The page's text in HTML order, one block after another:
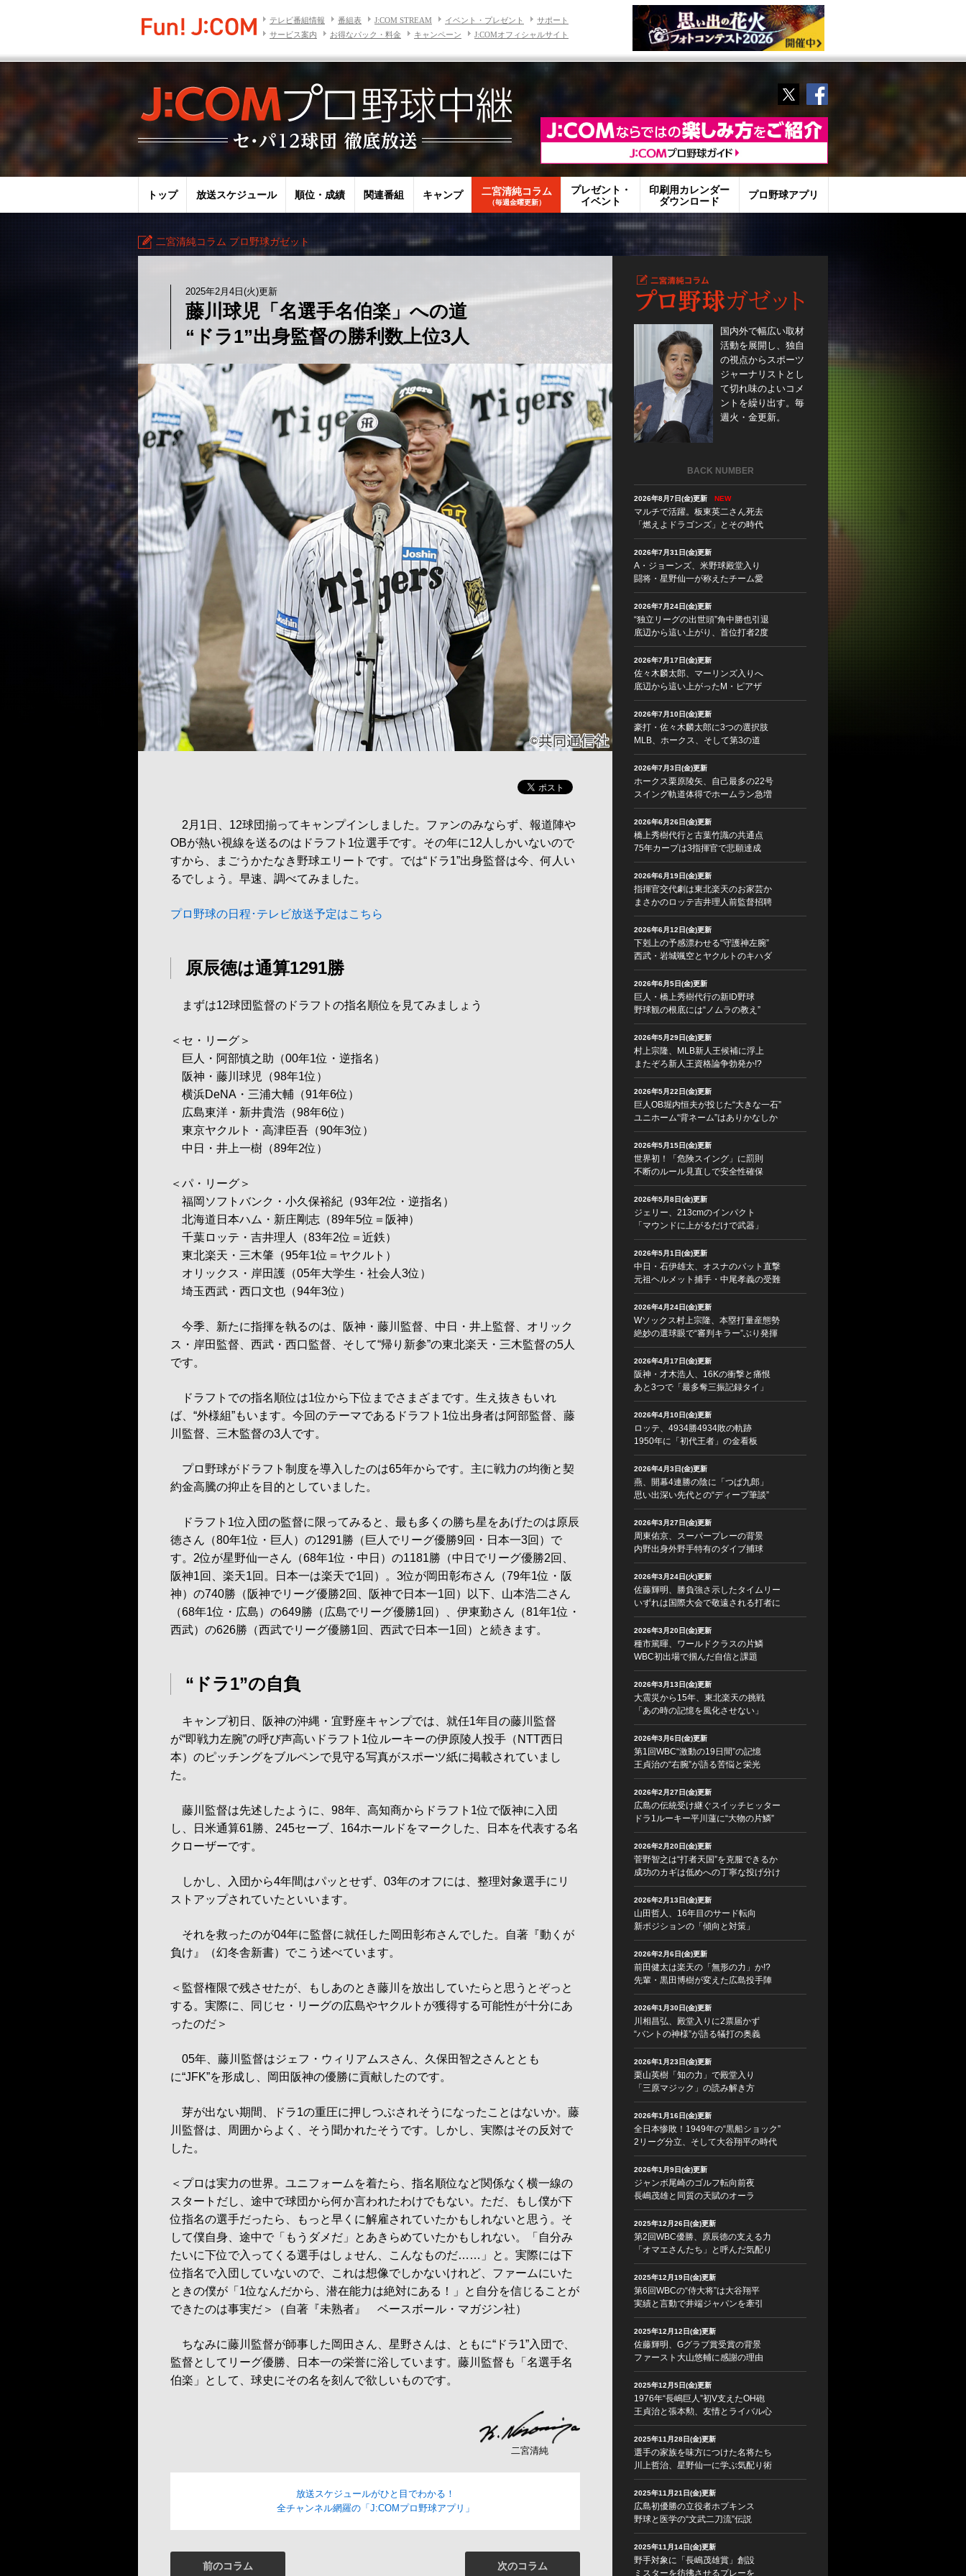
テレビ番組情報 番組表 J:COM STREAM イベント・プレゼント
サポート
サービス案内
お得なパック・料金 キャンペーン J:COMオフィシャルサイト
TwitterFacebook
トップ 放送スケジュール 順位・成績 関連番組 キャンプ 二宮清純コラム
（毎週金曜更新）
プレゼント・
イベント
印刷用カレンダー
ダウンロード
プロ野球アプリ
二宮清純コラム プロ野球ガゼット
2025年2月4日(火)更新
藤川球児「名選手名伯楽」への道
“ドラ1”出身監督の勝利数上位3人
2月1日、12球団揃ってキャンプインしました。ファンのみならず、報道陣や
OBが熱い視線を送るのはドラフト1位選手です。その年に12人しかいないので
すから、まごうかたなき野球エリートです。では“ドラ1”出身監督は今、何人い
るでしょう。早速、調べてみました。
プロ野球の日程･テレビ放送予定はこちら
原辰徳は通算1291勝
まずは12球団監督のドラフトの指名順位を見てみましょう
＜セ・リーグ＞
巨人・阿部慎之助（00年1位・逆指名）
阪神・藤川球児（98年1位）
横浜DeNA・三浦大輔（91年6位）
広島東洋・新井貴浩（98年6位）
東京ヤクルト・高津臣吾（90年3位）
中日・井上一樹（89年2位）
＜パ・リーグ＞
福岡ソフトバンク・小久保裕紀（93年2位・逆指名）
北海道日本ハム・新庄剛志（89年5位＝阪神）
千葉ロッテ・吉井理人（83年2位＝近鉄）
東北楽天・三木肇（95年1位＝ヤクルト）
オリックス・岸田護（05年大学生・社会人3位）
埼玉西武・西口文也（94年3位）
今季、新たに指揮を執るのは、阪神・藤川監督、中日・井上監督、オリック
ス・岸田監督、西武・西口監督、そして“帰り新参”の東北楽天・三木監督の5人
です。
ドラフトでの指名順位は1位から下位までさまざまです。生え抜きもいれ
ば、“外様組”もいます。今回のテーマであるドラフト1位出身者は阿部監督、藤
川監督、三木監督の3人です。
プロ野球がドラフト制度を導入したのは65年からです。主に戦力の均衡と契
約金高騰の抑止を目的としていました。
ドラフト1位入団の監督に限ってみると、最も多くの勝ち星をあげたのは原辰
徳さん（80年1位・巨人）の1291勝（巨人でリーグ優勝9回・日本一3回）で
す。2位が星野仙一さん（68年1位・中日）の1181勝（中日でリーグ優勝2回、
阪神1回、楽天1回。日本一は楽天で1回）。3位が岡田彰布さん（79年1位・阪
神）の740勝（阪神でリーグ優勝2回、阪神で日本一1回）以下、山本浩二さん
（68年1位・広島）の649勝（広島でリーグ優勝1回）、伊東勤さん（81年1位・
西武）の626勝（西武でリーグ優勝1回、西武で日本一1回）と続きます。
“ドラ1”の自負
キャンプ初日、阪神の沖縄・宜野座キャンプでは、就任1年目の藤川監督
が“即戦力左腕”の呼び声高いドラフト1位ルーキーの伊原陵人投手（NTT西日
本）のピッチングをブルペンで見守る写真がスポーツ紙に掲載されていまし
た。
藤川監督は先述したように、98年、高知商からドラフト1位で阪神に入団
し、日米通算61勝、245セーブ、164ホールドをマークした、日本を代表する名
クローザーです。
しかし、入団から4年間はパッとせず、03年のオフには、整理対象選手にリ
ストアップされていたといいます。
それを救ったのが04年に監督に就任した岡田彰布さんでした。自著『動くが
負け』（幻冬舎新書）でこう述べています。
＜監督権限で残させたが、もしあのとき藤川を放出していたらと思うとぞっと
する。実際に、同じセ・リーグの広島やヤクルトが獲得する可能性が十分にあ
ったのだ＞
05年、藤川監督はジェフ・ウィリアムスさん、久保田智之さんととも
に“JFK”を形成し、岡田阪神の優勝に貢献したのです。
芽が出ない期間、ドラ1の重圧に押しつぶされそうになったことはないか。藤
川監督は、周囲からよく、そう聞かれたそうです。しかし、実際はその反対で
した。
＜プロは実力の世界。ユニフォームを着たら、指名順位など関係なく横一線の
スタートだし、途中で球団から何か言われたわけでもない。ただ、もし僕が下
位指名の選手だったら、もっと早くに解雇されていたかもしれないと思う。そ
して僕自身、途中で「もうダメだ」とあきらめていたかもしれない。「自分み
たいに下位で入ってくる選手はしょせん、こんなものだ……」と。実際には下
位指名で入団していないので、これは想像でしかないけれど、ファームにいた
ときの僕が「1位なんだから、潜在能力は絶対にある！」と自分を信じることが
できたのは事実だ＞（自著『未熟者』 ベースボール・マガジン社）
ちなみに藤川監督が師事した岡田さん、星野さんは、ともに“ドラ1”入団で、
監督としてリーグ優勝、日本一の栄誉に浴しています。藤川監督も「名選手名
伯楽」として、球史にその名を刻んで欲しいものです。
二宮清純
放送スケジュールがひと目でわかる！
全チャンネル網羅の「J:COMプロ野球アプリ」
前のコラム 次のコラム
国内外で幅広い取材
活動を展開し、独自
の視点からスポーツ
ジャーナリストとし
て切れ味のよいコメ
ントを繰り出す。毎
週火・金更新。
BACK NUMBER
2026年8月7日(金)更新 NEW
マルチで活躍。板東英二さん死去
「燃えよドラゴンズ」とその時代
2026年7月31日(金)更新
A・ジョーンズ、米野球殿堂入り
闘将・星野仙一が称えたチーム愛
2026年7月24日(金)更新
“独立リーグの出世頭”角中勝也引退
底辺から這い上がり、首位打者2度
2026年7月17日(金)更新
佐々木麟太郎、マーリンズ入りへ
底辺から這い上がったM・ピアザ
2026年7月10日(金)更新
豪打・佐々木麟太郎に3つの選択肢
MLB、ホークス、そして第3の道
2026年7月3日(金)更新
ホークス栗原陵矢、自己最多の22号
スイング軌道体得でホームラン急増
2026年6月26日(金)更新
橋上秀樹代行と古葉竹識の共通点
75年カープは3指揮官で悲願達成
2026年6月19日(金)更新
指揮官交代劇は東北楽天のお家芸か
まさかのロッテ吉井理人前監督招聘
2026年6月12日(金)更新
下剋上の予感漂わせる“守護神左腕”
西武・岩城颯空とヤクルトのキハダ
2026年6月5日(金)更新
巨人・橋上秀樹代行の新ID野球
野球観の根底には“ノムラの教え”
2026年5月29日(金)更新
村上宗隆、MLB新人王候補に浮上
またぞろ新人王資格論争勃発か!?
2026年5月22日(金)更新
巨人OB堀内恒夫が投じた“大きな一石”
ユニホーム“背ネーム”はありかなしか
2026年5月15日(金)更新
世界初！「危険スイング」に罰則
不断のルール見直しで安全性確保
2026年5月8日(金)更新
ジェリー、213cmのインパクト
「マウンドに上がるだけで武器」
2026年5月1日(金)更新
中日・石伊雄太、オスナのバット直撃
元祖ヘルメット捕手・中尾孝義の受難
2026年4月24日(金)更新
Wソックス村上宗隆、本塁打量産態勢
絶妙の選球眼で“審判キラー”ぶり発揮
2026年4月17日(金)更新
阪神・才木浩人、16Kの衝撃と痛恨
あと3つで「最多奪三振記録タイ」
2026年4月10日(金)更新
ロッテ、4934勝4934敗の軌跡
1950年に「初代王者」の金看板
2026年4月3日(金)更新
燕、開幕4連勝の陰に「つば九郎」
思い出深い先代との“ディープ筆談”
2026年3月27日(金)更新
周東佑京、スーパープレーの背景
内野出身外野手特有のダイブ捕球
2026年3月24日(火)更新
佐藤輝明、勝負強さ示したタイムリー
いずれは国際大会で敬遠される打者に
2026年3月20日(金)更新
種市篤暉、ワールドクラスの片鱗
WBC初出場で掴んだ自信と課題
2026年3月13日(金)更新
大震災から15年、東北楽天の挑戦
「あの時の記憶を風化させない」
2026年3月6日(金)更新
第1回WBC“激動の19日間”の記憶
王貞治の“右腕”が語る苦悩と栄光
2026年2月27日(金)更新
広島の伝統受け継ぐスイッチヒッター
ドラ1ルーキー平川蓮に“大物の片鱗”
2026年2月20日(金)更新
菅野智之は“打者天国”を克服できるか
成功のカギは低めへの丁寧な投げ分け
2026年2月13日(金)更新
山田哲人、16年目のサード転向
新ポジションの「傾向と対策」
2026年2月6日(金)更新
前田健太は楽天の「無形の力」か!?
先輩・黒田博樹が変えた広島投手陣
2026年1月30日(金)更新
川相昌弘、殿堂入りに2票届かず
“バントの神様”が語る犠打の奥義
2026年1月23日(金)更新
栗山英樹「知の力」で殿堂入り
「三原マジック」の読み解き方
2026年1月16日(金)更新
全日本惨敗！1949年の“黒船ショック”
2リーグ分立、そして大谷翔平の時代
2026年1月9日(金)更新
ジャンボ尾崎のゴルフ転向前夜
長嶋茂雄と同質の天賦のオーラ
2025年12月26日(金)更新
第2回WBC優勝、原辰徳の支える力
「オマエさんたち」と呼んだ気配り
2025年12月19日(金)更新
第6回WBCの“侍大将”は大谷翔平
実績と言動で井端ジャパンを牽引
2025年12月12日(金)更新
佐藤輝明、Gグラブ賞受賞の背景
ファースト大山悠輔に感謝の理由
2025年12月5日(金)更新
1976年“長嶋巨人”初V支えたOH砲
王貞治と張本勲、友情とライバル心
2025年11月28日(金)更新
選手の家族を味方につけた名将たち
川上哲治、星野仙一に学ぶ気配り術
2025年11月21日(金)更新
広島初優勝の立役者ホプキンス
野球と医学の“文武二刀流”伝説
2025年11月14日(金)更新
野手対象に「長嶋茂雄賞」創設
ミスターを彷彿させるプレーを